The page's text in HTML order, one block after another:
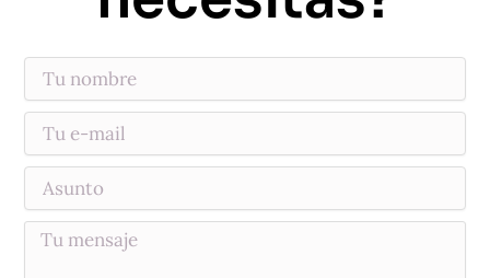
Tu
nombre
Email
Asunto
Tu
mensaje